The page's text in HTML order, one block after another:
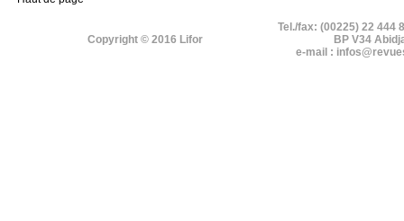
Copyright © 2016 Lifor
Tel./fax: (00225) 22 444
BP V34
e-mail :